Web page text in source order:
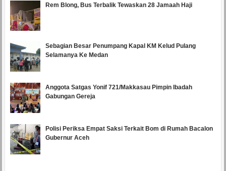
Rem Blong, Bus Terbalik Tewaskan 28 Jamaah Haji
Sebagian Besar Penumpang Kapal KM Kelud Pulang
Selamanya Ke Medan
Anggota Satgas Yonif 721/Makkasau Pimpin Ibadah
Gabungan Gereja
Polisi Periksa Empat Saksi Terkait Bom di Rumah Bacalon
Gubernur Aceh